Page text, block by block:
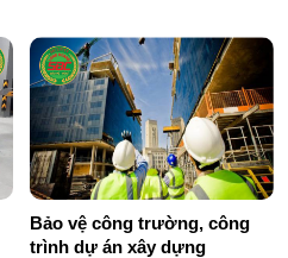
Bảo vệ công trường, công
trình dự án xây dựng